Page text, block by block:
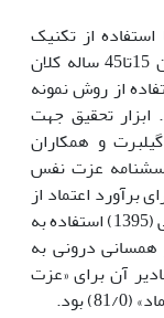
از تکنیک
جامعه آماری، زنان 15تا45 ساله کلان
با استفاده از روش نمونه
تحقیق جهت
و همکاران
عزت نفس
برای برآورد اعتماد از
پرسشنامه اعتماد اجتماعی میرفردی و قارنایی (1395) استفاده به
همسانی درونی به
آن برای«عزت
0) بود.